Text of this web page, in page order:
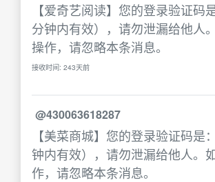
【爱奇艺阅读】您的登录验证码
分钟内有效），请勿泄漏给他人
操作，请忽略本条消息。
接收时间: 243天前
@430063618287
【美菜商城】您的登录验证码是
钟内有效），请勿泄漏给他人。
作，请忽略本条消息。